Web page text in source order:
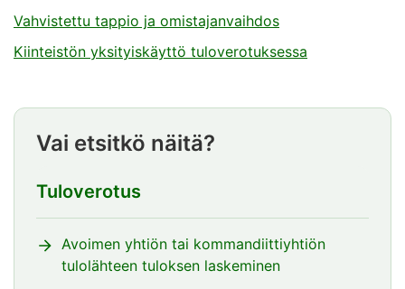
Vahvistettu tappio ja omistajanvaihdos
Kiinteistön yksityiskäyttö tuloverotuksessa
Vai etsitkö näitä?
Tuloverotus
Avoimen yhtiön tai kommandiittiyhtiön
tulolähteen tuloksen laskeminen